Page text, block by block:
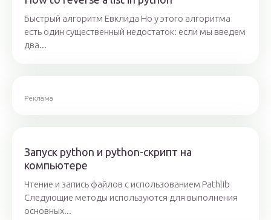
Быстрый алгоритм Евклида Но у этого алгоритма
есть один существенный недостаток: если мы введем
два...
Реклама
Запуск python и python-скрипт на
компьютере
Чтение и запись файлов с использованием Pathlib
Следующие методы используются для выполнения
основных...